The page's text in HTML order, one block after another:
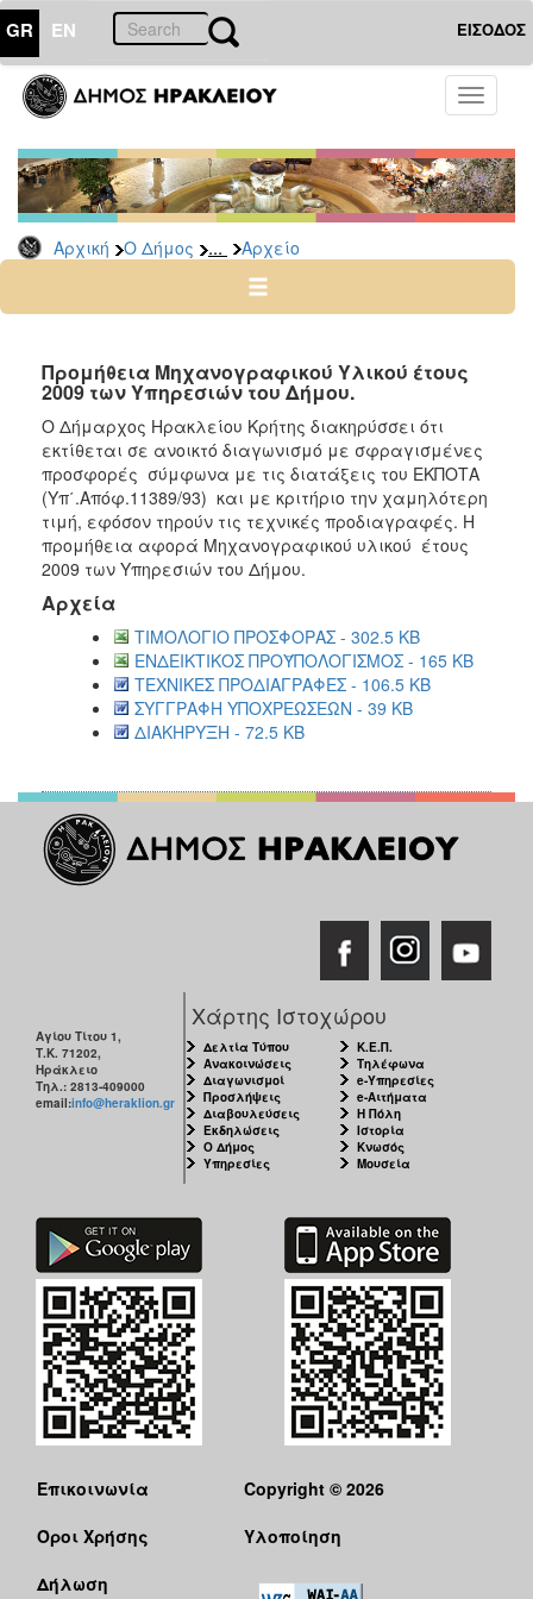
GR EN ΕΙΣΟΔΟΣ
Toggle
Αρχική Ο Δήμος ... Αρχείο
ΔΗΜΟΣ
Διακηρύξεις
-
Δημοπρασίες
Αρχείο
2025
2023
2022
2021
2020
2019
2018
2017
2016
2015
2013
ΤΟΠΟΣ
Προμήθεια Μηχανογραφικού Υλικού έτους
2009 των Υπηρεσιών του Δήμου.
Ο Δήμαρχος Ηρακλείου Κρήτης διακηρύσσει ότι
εκτίθεται σε ανοικτό διαγωνισμό με σφραγισμένες
προσφορές σύμφωνα με τις διατάξεις του ΕΚΠΟΤΑ
(Υπ΄.Απόφ.11389/93) και με κριτήριο την χαμηλότερη
τιμή, εφόσον τηρούν τις τεχνικές προδιαγραφές. Η
προμήθεια αφορά Μηχανογραφικού υλικού έτους
2009 των Υπηρεσιών του Δήμου.
Αρχεία
ΤΙΜΟΛΟΓΙΟ ΠΡΟΣΦΟΡΑΣ - 302.5 KB
ΕΝΔΕΙΚΤΙΚΟΣ ΠΡΟΫΠΟΛΟΓΙΣΜΟΣ - 165 KB
ΤΕΧΝΙΚΕΣ ΠΡΟΔΙΑΓΡΑΦΕΣ - 106.5 KB
ΣΥΓΓΡΑΦΗ ΥΠΟΧΡΕΩΣΕΩΝ - 39 KB
ΔΙΑΚΗΡΥΞΗ - 72.5 KB
Αγίου Τίτου 1,
Τ.Κ. 71202,
Ηράκλειο
Τηλ.: 2813-409000
email:info@heraklion.gr
Χάρτης Ιστοχώρου
Δελτία Τύπου
Ανακοινώσεις
Διαγωνισμοί
Προσλήψεις
Διαβουλεύσεις
Εκδηλώσεις
Ο Δήμος
Υπηρεσίες
Κ.Ε.Π.
Τηλέφωνα
e-Υπηρεσίες
e-Αιτήματα
Η Πόλη
Ιστορία
Κνωσός
Μουσεία
Επικοινωνία
Όροι Χρήσης
Δήλωση
Copyright © 2026
Υλοποίηση